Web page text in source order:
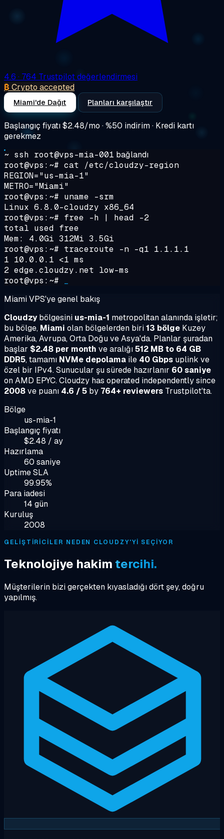
4.6 · 764 Trustpilot değerlendirmesi
₿ Crypto accepted
Miami'de Dağıt Planları karşılaştır
Başlangıç fiyatı$2.48/mo · %50 indirim · Kredi kartı
gerekmez
~ ssh root@vps-mia-001 bağlandı
root@vps:~# cat /etc/cloudzy-region
REGION="us-mia-1"
METRO="Miami"
root@vps:~# uname -srm
Linux 6.8.0-cloudzy x86_64
root@vps:~# free -h | head -2
total used free
Mem: 4.0Gi 312Mi 3.5Gi
root@vps:~# traceroute -n -q1 1.1.1.1
1 10.0.0.1 <1 ms
2 edge.cloudzy.net low-ms
root@vps:~#
Miami VPS'ye genel bakış
Cloudzybölgesini us-mia-1 metropolitan alanında işletir;
bu bölge, Miami olan bölgelerden biri13 bölge Kuzey
Amerika, Avrupa, Orta Doğu ve Asya'da. Planlar şuradan
başlar $2.48 per month ve aralığı512 MB to 64 GB
DDR5, tamamı NVMe depolama ile 40 Gbps uplink ve
özel bir IPv4. Sunucular şu sürede hazırlanır 60 saniye
on AMD EPYC. Cloudzy has operated independently since
2008ve puanı 4.6 / 5 by 764+ reviewers Trustpilot'ta.
Bölge
us-mia-1
Başlangıç fiyatı
$2.48 / ay
Hazırlama
60 saniye
Uptime SLA
99.95%
Para iadesi
14 gün
Kuruluş
2008
GELIŞTIRICILER NEDEN CLOUDZY'YI SEÇIYOR
Teknolojiye hakim tercihi.
Müşterilerin bizi gerçekten kıyasladığı dört şey, doğru
yapılmış.